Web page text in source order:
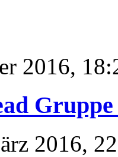
2016,
Gruppe
2016,